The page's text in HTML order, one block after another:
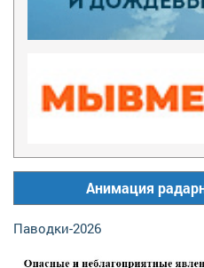
Анимация
Паводки-2026